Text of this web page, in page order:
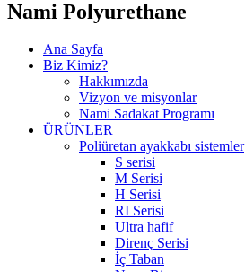
Nami Polyurethane
Ana Sayfa
Biz Kimiz?
Hakkımızda
Vizyon ve misyonlar
Nami Sadakat Programı
ÜRÜNLER
Poliüretan ayakkabı sistemler
S serisi
M Serisi
H Serisi
RI Serisi
Ultra hafif
Direnç Serisi
İç Taban